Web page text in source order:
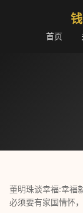
首页
董明珠谈幸福:幸福
必须要有家国情怀